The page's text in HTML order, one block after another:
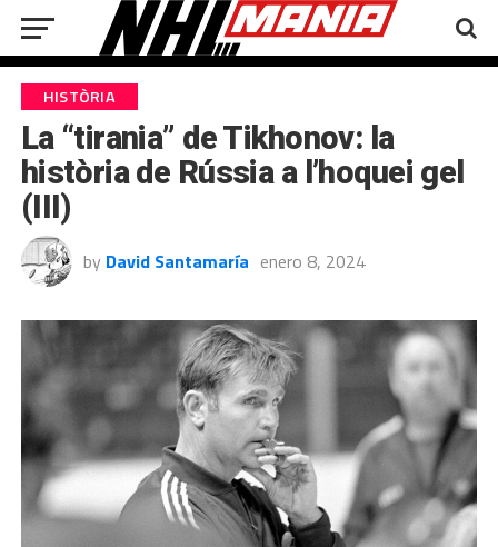
HISTÒRIA
La “tirania” de Tikhonov: la
història de Rússia a l’hoquei gel
(III)
by David Santamaría enero 8, 2024